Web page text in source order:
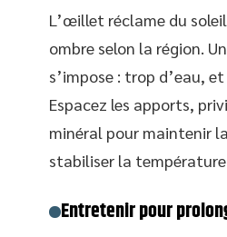
L’œillet réclame du
ombre selon la région.
s’impose : trop d’eau,
Espacez les apports,
minéral pour maintenir
stabiliser la
Entretenir pour